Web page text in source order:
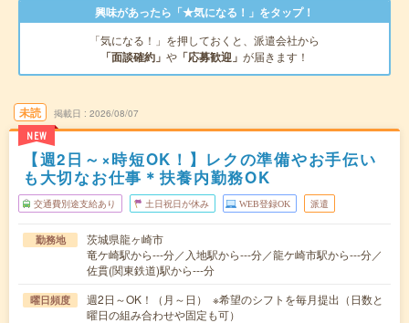
興味があったら「★気になる！」をタップ！
「気になる！」を押しておくと、派遣会社から
「面談確約」 や 「応募歓迎」 が届きます！
未読
NEW
掲載日 2026/08/07
【週2日～×時短OK！】レクの準備やお手伝い
も大切なお仕事＊扶養内勤務OK
交通費別途支給あり 土日祝日が休み WEB登録OK 派遣
勤務地
茨城県龍ヶ崎市
竜ケ崎駅から---分／入地駅から---分／龍ケ崎市駅から---分／
佐貫(関東鉄道)駅から---分
曜日頻度
週2日～OK！（月～日） ※希望のシフトを毎月提出（日数と
曜日の組み合わせや固定も可）